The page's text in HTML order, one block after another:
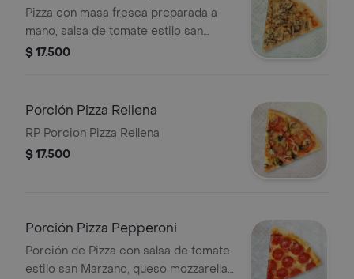
Pizza con masa fresca preparada a
mano, salsa de tomate estilo san
Marzano, queso mozzarella, queso
$ 17.500
Porción Pizza Rellena
RP Porcion Pizza Rellena
$ 17.500
Porción Pizza Pepperoni
Porción de Pizza con salsa de tomate
estilo san Marzano, queso mozzarella,